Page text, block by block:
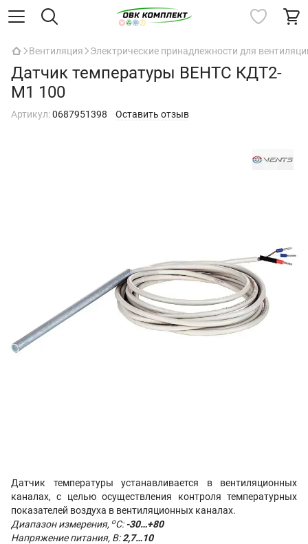
Вентиляция Электрические принадлежности для
Датчик температуры ВЕНТС КДТ2-
М1 100
Артикул:0687951398 Оставить отзыв
Датчик температуры устанавливается в вентиляционных
каналах, с целью осуществления контроля температурных
показателей воздуха в вентиляционных каналах.
Диапазон измерения, оС:-30…+80
Напряжение питания, В:2,7…10